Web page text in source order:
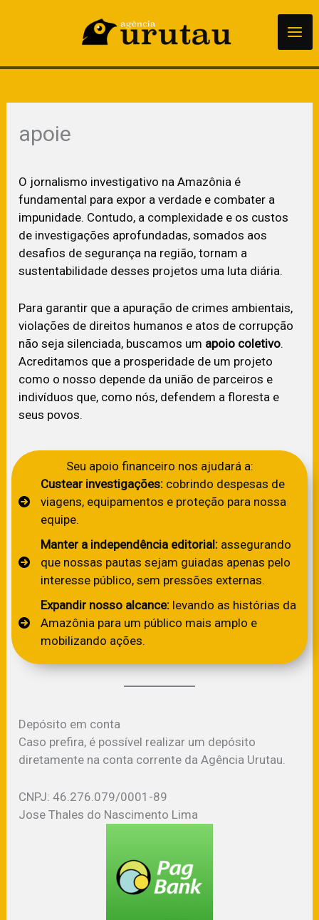
apoie
O jornalismo investigativo na Amazônia é
fundamental para expor a verdade e combater a
impunidade. Contudo, a complexidade e os custos
de investigações aprofundadas, somados aos
desafios de segurança na região, tornam a
sustentabilidade desses projetos uma luta diária.
Para garantir que a apuração de crimes ambientais,
violações de direitos humanos e atos de corrupção
não seja silenciada, buscamos um apoio coletivo.
Acreditamos que a prosperidade de um projeto
como o nosso depende da união de parceiros e
indivíduos que, como nós, defendem a floresta e
seus povos.
Seu apoio financeiro nos ajudará a:
Custear investigações: cobrindo despesas de
viagens, equipamentos e proteção para nossa
equipe.
Manter a independência editorial: assegurando
que nossas pautas sejam guiadas apenas pelo
interesse público, sem pressões externas.
Expandir nosso alcance: levando as histórias da
Amazônia para um público mais amplo e
mobilizando ações.
Depósito em conta
Caso prefira, é possível realizar um depósito
diretamente na conta corrente da Agência Urutau.
CNPJ: 46.276.079/0001-89
Jose Thales do Nascimento Lima